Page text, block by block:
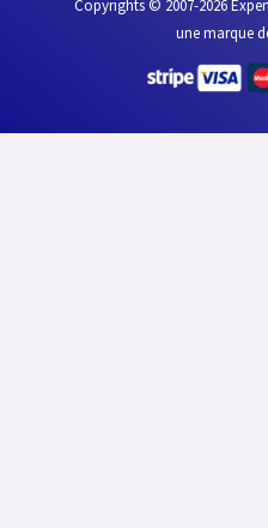
Copyrights © 2007-2026
une marque